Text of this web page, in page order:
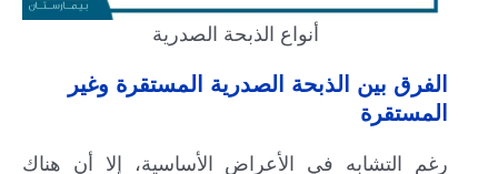
أنواع الذبحة الصدرية
الفرق بين الذبحة الصدرية المستقرة وغير
المستقرة
رغم التشابه في الأعراض الأساسية، إلا أن هناك